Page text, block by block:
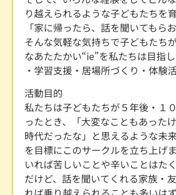
り越えられるような子どもたちを育
「家に帰ったら、話を聞いてもらお
そんな気軽な気持ちで子どもたち
なあたたかい“ie”を私たちは目指し
・学習支援・居場所づくり・体験
活動目的
私たちは子どもたちが５年後・１
ったとき、「大変なこともあった
時代だったな」と思えるような未
を目標にこのサークルを立ち上げ
いれば苦しいことや辛いことはた
だけど、話を聞いてくれる家族・